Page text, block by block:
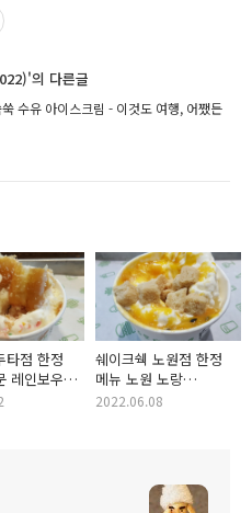
의 다른글
수유 아이스크림 - 이것도 여행, 어쨌든
타점 한정
레인보우
이것도
쉐이크쉑 노원점 한정
메뉴 노원 노랑
아이스크림 - 이것도
2022.06.08